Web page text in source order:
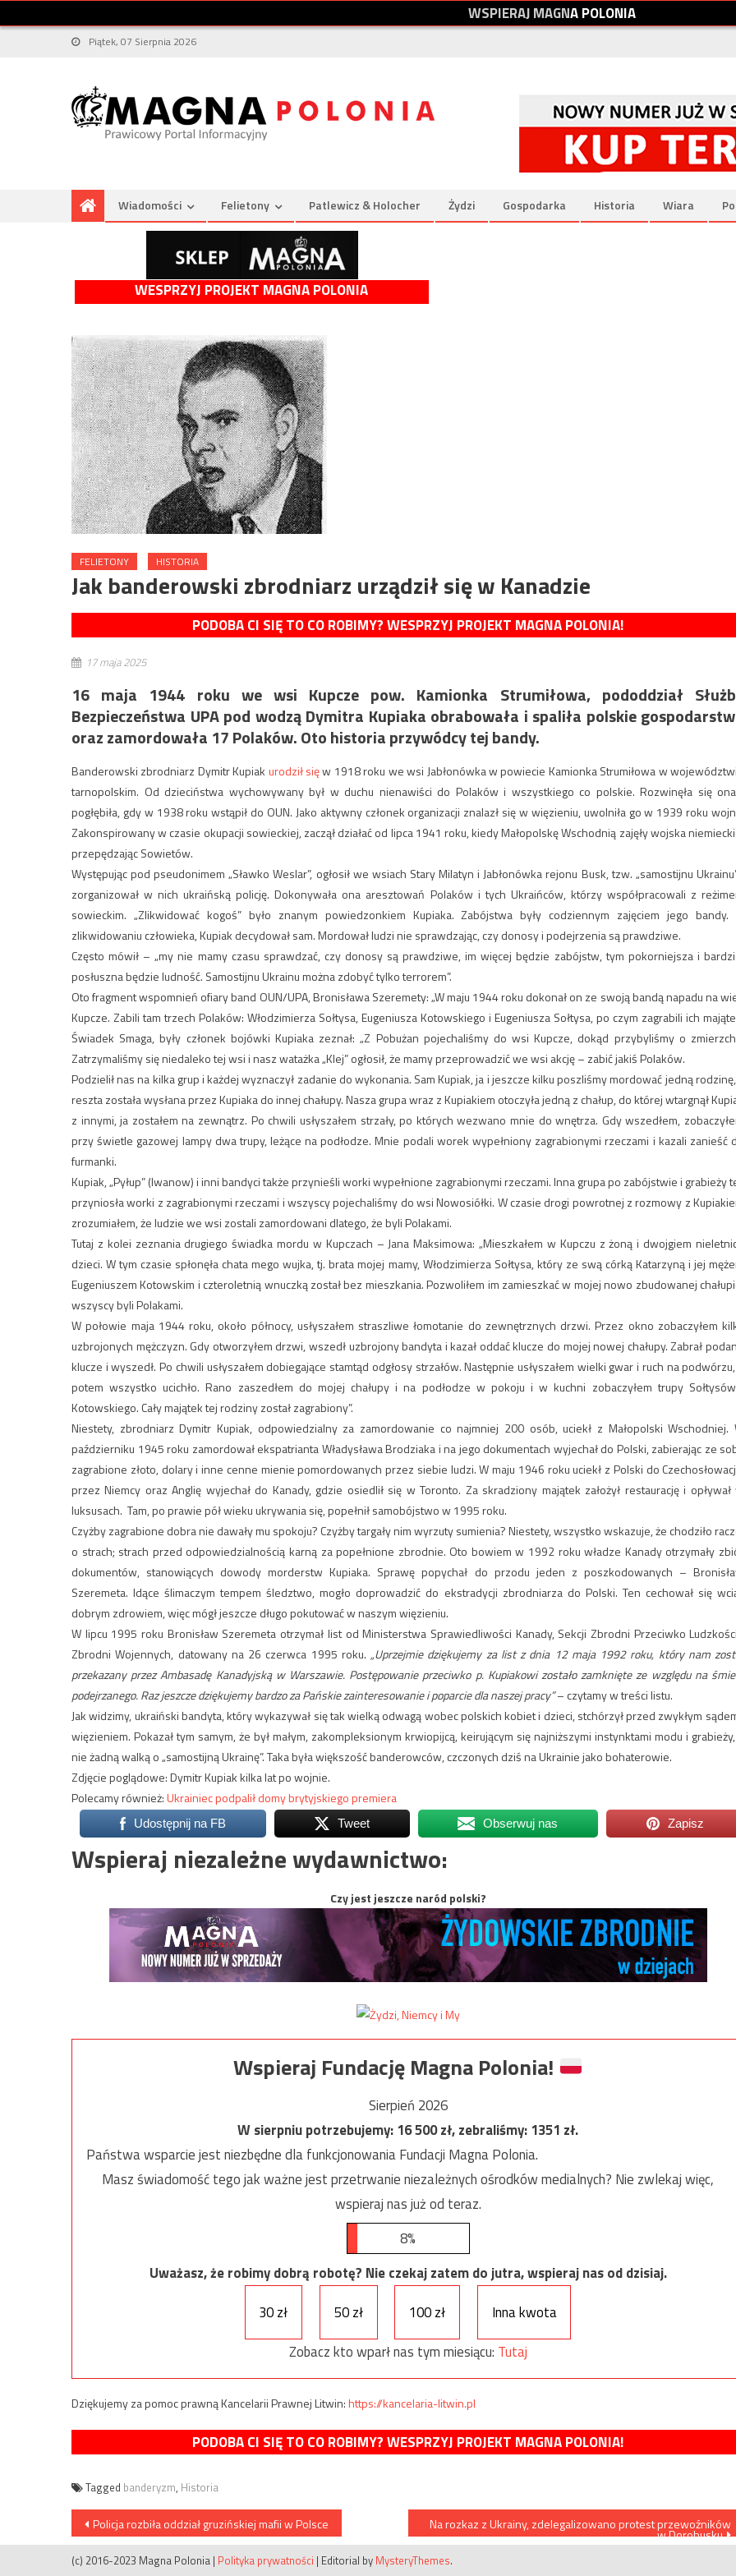
WSPIERAJMAGNAPOLONIA
Piątek, 07 Sierpnia 2026
Wiadomości Felietony Patlewicz & Holocher Żydzi Gospodarka Historia Wiara
WESPRZYJ PROJEKT MAGNA POLONIA
FELIETONY HISTORIA
Jak banderowski zbrodniarz urządził się w Kanadzie
PODOBA CI SIĘ TO CO ROBIMY? WESPRZYJ PROJEKT MAGNA POLONIA!
17 maja 2025
16 maja 1944 roku we wsi Kupcze pow. Kamionka Strumiłowa, pododdział
Bezpieczeństwa UPA pod wodzą Dymitra Kupiaka obrabowała i spaliła polskie
oraz zamordowała 17 Polaków. Oto historia przywódcy tej bandy.
Banderowski zbrodniarz Dymitr Kupiak urodził sięw 1918 roku we wsi Jabłonówka w powiecie Kamionka Strumiłowa w
tarnopolskim. Od dzieciństwa wychowywany był w duchu nienawiści do Polaków i wszystkiego co polskie. Rozwinęła się
pogłębiła, gdy w 1938 roku wstąpił do OUN. Jako aktywny członek organizacji znalazł się w więzieniu, uwolniła go w 1939 roku
Zakonspirowany w czasie okupacji sowieckiej, zaczął działać od lipca 1941 roku, kiedy Małopolskę Wschodnią zajęły wojska
przepędzając Sowietów.
Występując pod pseudonimem „Sławko Weslar”, ogłosił we wsiach Stary Milatyn i Jabłonówka rejonu Busk, tzw. „samostijnu
zorganizował w nich ukraińską policję. Dokonywała ona aresztowań Polaków i tych Ukraińców, którzy współpracowali z
sowieckim. „Zlikwidować kogoś” było znanym powiedzonkiem Kupiaka. Zabójstwa były codziennym zajęciem jego bandy.
zlikwidowaniu człowieka, Kupiak decydował sam. Mordował ludzi nie sprawdzając, czy donosy i podejrzenia są prawdziwe.
Często mówił – „my nie mamy czasu sprawdzać, czy donosy są prawdziwe, im więcej będzie zabójstw, tym pokorniejsza i
posłuszna będzie ludność. Samostijnu Ukrainu można zdobyć tylko terrorem”.
Oto fragment wspomnień ofiary band OUN/UPA,Bronisława Szeremety: „W maju 1944 roku dokonał on ze swoją bandą napadu na
Kupcze. Zabili tam trzech Polaków: Włodzimierza Sołtysa, Eugeniusza Kotowskiego i Eugeniusza Sołtysa, po czym zagrabili ich
Świadek Smaga, były członek bojówki Kupiaka zeznał: „Z Pobużan pojechaliśmy do wsi Kupcze, dokąd przybyliśmy o
Zatrzymaliśmy się niedaleko tej wsi i nasz watażka „Klej” ogłosił, że mamy przeprowadzić we wsi akcję – zabić jakiś Polaków.
Podzielił nas na kilka grup i każdej wyznaczył zadanie do wykonania. Sam Kupiak, ja i jeszcze kilku poszliśmy mordować jedną
reszta została wysłana przez Kupiaka do innej chałupy. Nasza grupa wraz z Kupiakiem otoczyła jedną z chałup, do której wtargnął
z innymi, ja zostałem na zewnątrz. Po chwili usłyszałem strzały, po których wezwano mnie do wnętrza. Gdy wszedłem,
przy świetle gazowej lampy dwa trupy, leżące na podłodze. Mnie podali worek wypełniony zagrabionymi rzeczami i kazali zanieść
furmanki.
Kupiak, „Pyłup” (Iwanow) i inni bandyci także przynieśli worki wypełnione zagrabionymi rzeczami. Inna grupa po zabójstwie i grabieży
przyniosła worki z zagrabionymi rzeczami i wszyscy pojechaliśmy do wsi Nowosiółki. W czasie drogi powrotnej z rozmowy z
zrozumiałem, że ludzie we wsi zostali zamordowani dlatego, że byli Polakami.
Tutaj z kolei zeznania drugiego świadka mordu w Kupczach – Jana Maksimowa: „Mieszkałem w Kupczu z żoną i dwojgiem
dzieci. W tym czasie spłonęła chata mego wujka, tj. brata mojej mamy, Włodzimierza Sołtysa, który ze swą córką Katarzyną i jej
Eugeniuszem Kotowskim i czteroletnią wnuczką został bez mieszkania. Pozwoliłem im zamieszkać w mojej nowo zbudowanej
wszyscy byli Polakami.
W połowie maja 1944 roku, około północy, usłyszałem straszliwe łomotanie do zewnętrznych drzwi. Przez okno zobaczyłem
uzbrojonych mężczyzn. Gdy otworzyłem drzwi, wszedł uzbrojony bandyta i kazał oddać klucze do mojej nowej chałupy. Zabrał
klucze i wyszedł. Po chwili usłyszałem dobiegające stamtąd odgłosy strzałów. Następnie usłyszałem wielki gwar i ruch na
potem wszystko ucichło. Rano zaszedłem do mojej chałupy i na podłodze w pokoju i w kuchni zobaczyłem trupy
Kotowskiego. Cały majątek tej rodziny został zagrabiony”.
Niestety, zbrodniarz Dymitr Kupiak, odpowiedzialny za zamordowanie co najmniej 200 osób, uciekł z Małopolski Wschodniej.
październiku 1945 roku zamordował ekspatrianta Władysława Brodziaka i na jego dokumentach wyjechał do Polski, zabierając ze
zagrabione złoto, dolary i inne cenne mienie pomordowanych przez siebie ludzi. W maju 1946 roku uciekł z Polski do
przez Niemcy oraz Anglię wyjechał do Kanady, gdzie osiedlił się w Toronto. Za skradziony majątek założył restaurację i opływał
luksusach. Tam, po prawie pół wieku ukrywania się, popełnił samobójstwo w 1995 roku.
Czyżby zagrabione dobra nie dawały mu spokoju? Czyżby targały nim wyrzuty sumienia? Niestety, wszystko wskazuje, że chodziło
o strach; strach przed odpowiedzialnością karną za popełnione zbrodnie. Oto bowiem w 1992 roku władze Kanady otrzymały
dokumentów, stanowiących dowody morderstw Kupiaka. Sprawę popychał do przodu jeden z poszkodowanych –
Szeremeta. Idące ślimaczym tempem śledztwo, mogło doprowadzić do ekstradycji zbrodniarza do Polski. Ten cechował się
dobrym zdrowiem, więc mógł jeszcze długo pokutować w naszym więzieniu.
W lipcu 1995 roku Bronisław Szeremeta otrzymał list od Ministerstwa Sprawiedliwości Kanady, Sekcji Zbrodni Przeciwko
Zbrodni Wojennych, datowany na 26 czerwca 1995 roku. „Uprzejmie dziękujemy za list z dnia 12 maja 1992 roku, który nam
przekazany przez Ambasadę Kanadyjską w Warszawie. Postępowanie przeciwko p. Kupiakowi zostało zamknięte ze względu na
podejrzanego. Raz jeszcze dziękujemy bardzo za Pańskie zainteresowanie i poparcie dla naszej pracy”– czytamy w treści listu.
Jak widzimy, ukraiński bandyta, który wykazywał się tak wielką odwagą wobec polskich kobiet i dzieci, stchórzył przed zwykłym
więzieniem. Pokazał tym samym, że był małym, zakompleksionym krwiopijcą, keirującym się najniższymi instynktami modu i
nie żadną walką o „samostijną Ukrainę”. Taka była większość banderowców, czczonych dziś na Ukrainie jako bohaterowie.
Zdjęcie poglądowe: Dymitr Kupiak kilka lat po wojnie.
Polecamy również:Ukrainiec podpalił domy brytyjskiego premiera
Udostępnij na FB Tweet Obserwuj nas Zapisz
Wspieraj niezależne wydawnictwo:
Czy jest jeszcze naród polski?
Wspieraj Fundację Magna Polonia!
Sierpień 2026
W sierpniu potrzebujemy:16 500zł, zebraliśmy:1351 zł.
Państwa wsparcie jest niezbędne dla funkcjonowania Fundacji Magna Polonia.
Masz świadomość tego jak ważne jest przetrwanie niezależnych ośrodków medialnych? Nie zwlekaj więc,
wspieraj nas już od teraz.
8%
Uważasz, że robimy dobrą robotę? Nie czekaj zatem do jutra, wspieraj nas od dzisiaj.
30 zł
50 zł 100 zł
Inna kwota
Zobacz kto wparł nas tym miesiącu: Tutaj
Dziękujemy za pomoc prawną Kancelarii Prawnej Litwin:https://kancelaria-litwin.pl
PODOBA CI SIĘ TO CO ROBIMY? WESPRZYJ PROJEKT MAGNA POLONIA!
Tagged banderyzm, Historia
Nawigacja
wpisu
Policja rozbiła oddział gruzińskiej mafii w Polsce Na rozkaz z Ukrainy, zdelegalizowano protest przewoźników
w Dorohusku
(c) 2016-2023 Magna Polonia | Polityka prywatności | Editorial by MysteryThemes.